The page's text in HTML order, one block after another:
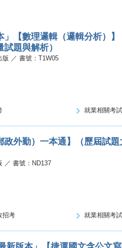
」【數理邏輯（邏輯分析）】
題與解析）
版 ／ 書號：T1W05
就業相關考
政外勤）一本通】（歷屆試
／ 書號：ND137
招考 就業相關考